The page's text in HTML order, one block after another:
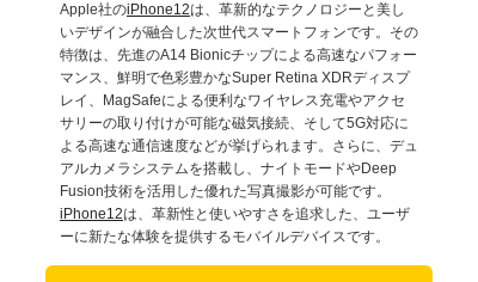
Apple社のiPhone12は、革新的なテクノロジーと美し
いデザインが融合した次世代スマートフォンです。その
特徴は、先進のA14 Bionicチップによる高速なパフォー
マンス、鮮明で色彩豊かなSuper Retina XDRディスプ
レイ、MagSafeによる便利なワイヤレス充電やアクセ
サリーの取り付けが可能な磁気接続、そして5G対応に
よる高速な通信速度などが挙げられます。さらに、デュ
アルカメラシステムを搭載し、ナイトモードやDeep
Fusion技術を活用した優れた写真撮影が可能です。
iPhone12は、革新性と使いやすさを追求した、ユーザ
ーに新たな体験を提供するモバイルデバイスです。